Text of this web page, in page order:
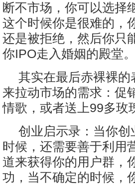
断不市场，你可以选择
这个时候你是很难的，
还是被拒绝，然后你只
你IPO走入婚姻的殿堂。
其实在最后赤裸裸
来拉动市场的需求：促
情歌，或者送上99多玫
创业启示录：当你
时候，还需要善于利用
道来获得你的用户群，
功，当不确定的时候，